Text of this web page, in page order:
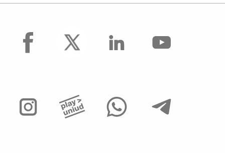
facebook